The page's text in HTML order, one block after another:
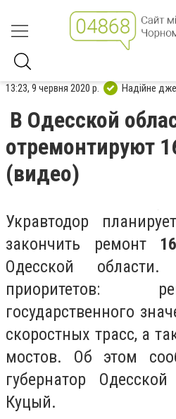
13:23, 9 червня 2020 р. Надійне
В Одесской
отремонтируют
(видео)
Укравтодор
закончить ремонт
Одесской
приоритетов:
государственного
скоростных трасс, а
мостов. Об этом
губернатор
Куцый.